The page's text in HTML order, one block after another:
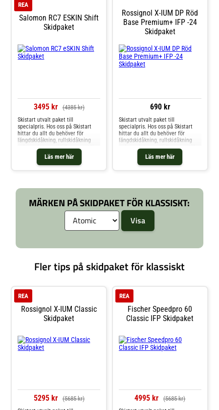
Salomon RC7 ESKIN Shift
Skidpaket
REA
3495 kr (4385 kr)
Läs mer här
Skistart utvalt paket till
specialpris. Hos oss på Skistart
hittar du allt du behöver för
längdskidåkning, rullskidåkning
Rossignol X-IUM DP Röd
Base Premium+ IFP -24
Skidpaket
690 kr
Läs mer här
Skistart utvalt paket till
specialpris. Hos oss på Skistart
hittar du allt du behöver för
längdskidåkning, rullskidåkning
MÄRKEN PÅ SKIDPAKET FÖR KLASSISKT:
Fler tips på skidpaket för klassiskt
Rossignol X-IUM Classic
Skidpaket
REA
5295 kr (5685 kr)
Fischer Speedpro 60
Classic IFP Skidpaket
REA
4995 kr (5685 kr)